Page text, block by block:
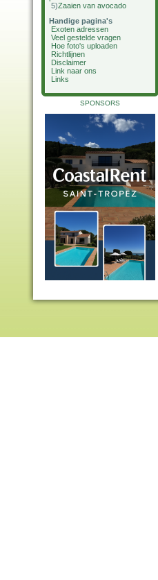
5)Zaaien van avocado
Handige pagina's
Exoten adressen
Veel gestelde vragen
Hoe foto's uploaden
Richtlijnen
Disclaimer
Link naar ons
Links
SPONSORS